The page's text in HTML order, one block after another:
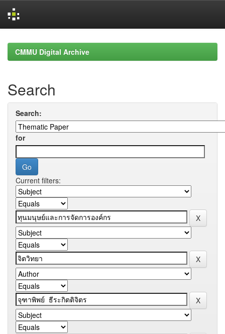
navigationCMMU Digital Archive
Search
Search:
for
Current filters: